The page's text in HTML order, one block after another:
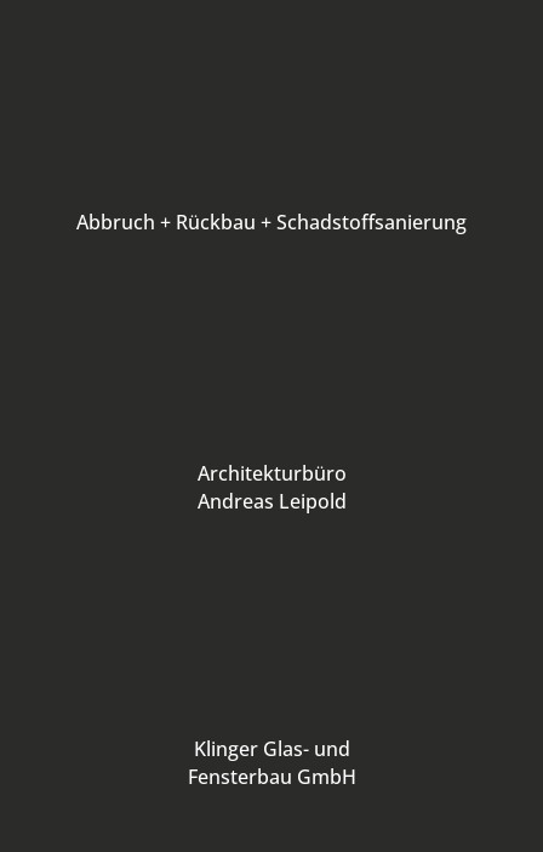
Abbruch + Rückbau + Schadstoffsanierung
Architekturbüro
Andreas Leipold
Klinger Glas- und
Fensterbau GmbH